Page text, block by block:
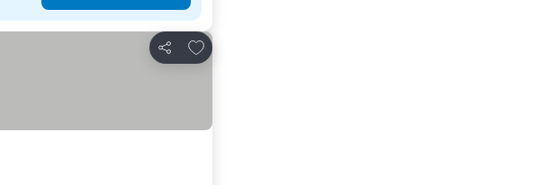
Partager
Ajouter à mes favoris